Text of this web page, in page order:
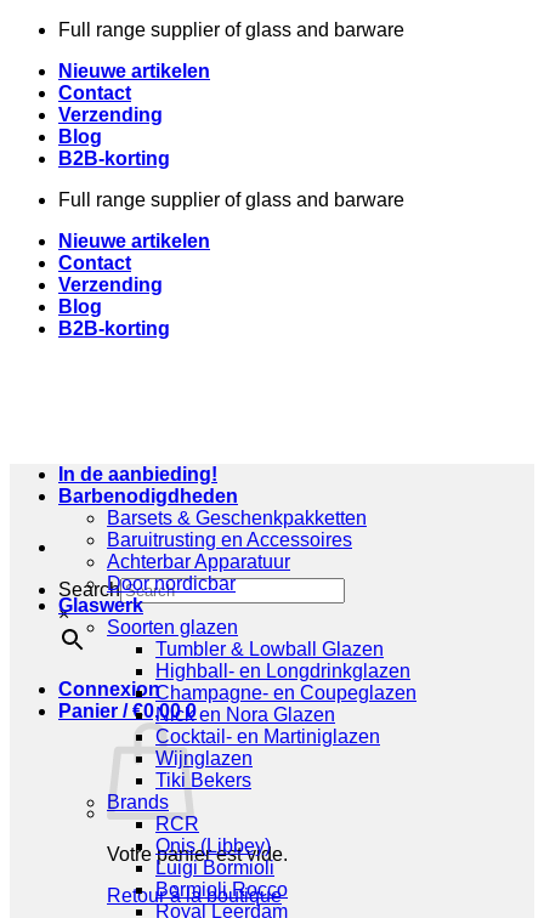
Skip
content
Full range supplier of glass and barware
Nieuwe artikelen
Contact
Verzending
Blog
B2B-korting
Full range supplier of glass and barware
Nieuwe artikelen
Contact
Verzending
Blog
B2B-korting
Search
×
Connexion
Panier /€0,00 0
Votre panier est vide.
Retour à la boutique
In de aanbieding!
Barbenodigdheden
Barsets & Geschenkpakketten
Baruitrusting en Accessoires
Achterbar Apparatuur
Door nordicbar
Glaswerk
Soorten glazen
Tumbler & Lowball Glazen
Highball- en Longdrinkglazen
Champagne- en Coupeglazen
Nick en Nora Glazen
Cocktail- en Martiniglazen
Wijnglazen
Tiki Bekers
Brands
RCR
Onis (Libbey)
Luigi Bormioli
Bormioli Rocco
Royal Leerdam